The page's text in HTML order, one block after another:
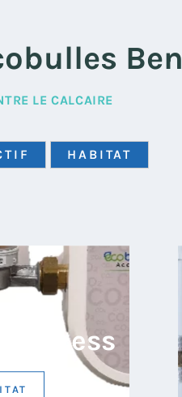
LE CALCAIRE
HABITAT
Access